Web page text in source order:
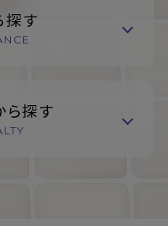
探す
ら探す